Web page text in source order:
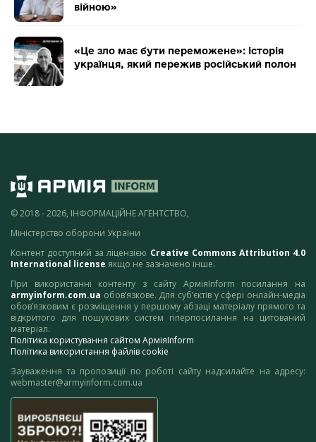
війною»
«Це зло має бути переможене»: історія
українця, який пережив російський полон
© 2018 - 2026, ІНФОРМАЦІЙНЕ АГЕНТСТВО,
Міністерство оборони України
Контент доступний за ліцензією Creative Commons Attribution 4.0
International license якщо не зазначено інше.
При використанні контенту з сайту АрміяInform посилання на
armyinform.com.ua обов’язкове. Для суб’єктів у сфері онлайн-медіа
обов’язковим є розміщення у першому абзаці матеріалу прямого та
відкритого для пошукових систем гіперпосилання на цитований
матеріал.
Політика користування сайтом АрміяInform
Політика використання файлів cookie
Зауваження та пропозиції по роботі сайту надсилайте на адресу:
webmaster@armyinform.com.ua